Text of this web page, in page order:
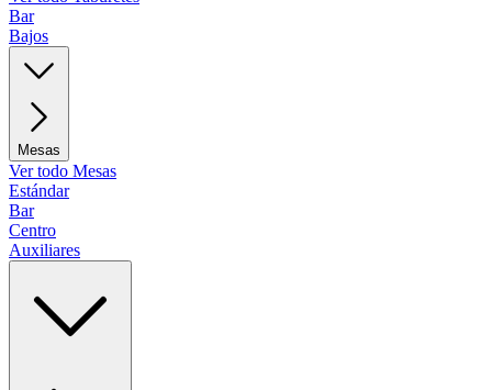
Bar
Bajos
Mesas
Ver todo Mesas
Estándar
Bar
Centro
Auxiliares